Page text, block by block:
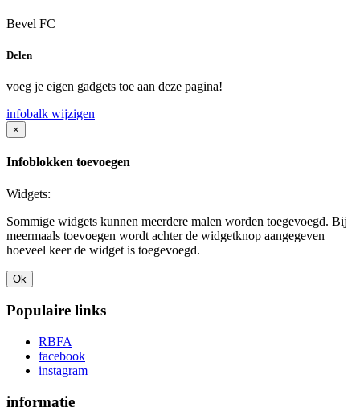
Bevel FC
Delen
voeg je eigen gadgets toe aan deze pagina!
infobalk wijzigen
×
Infoblokken toevoegen
Widgets:
Sommige widgets kunnen meerdere malen worden toegevoegd. Bij
meermaals toevoegen wordt achter de widgetknop aangegeven
hoeveel keer de widget is toegevoegd.
Ok
Populaire links
RBFA
facebook
instagram
informatie